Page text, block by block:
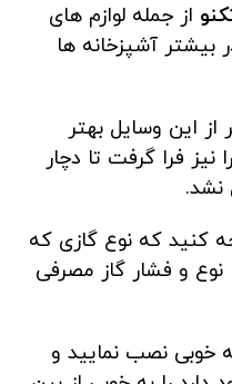
از جمله لوازم های
آشپزخانه ها
از این وسایل بهتر
نیز فرا گرفت تا دچار
نشد.
کنید که نوع گازی که
نوع و فشار گاز مصرفی
خوبی نصب نمایید و